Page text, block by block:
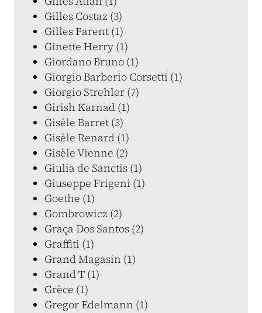
Gilles Costaz (3)
Gilles Parent (1)
Ginette Herry (1)
Giordano Bruno (1)
Giorgio Barberio Corsetti (1)
Giorgio Strehler (7)
Girish Karnad (1)
Gisèle Barret (3)
Gisèle Renard (1)
Gisèle Vienne (2)
Giulia de Sanctis (1)
Giuseppe Frigeni (1)
Goethe (1)
Gombrowicz (2)
Graça Dos Santos (2)
Graffiti (1)
Grand Magasin (1)
Grand T (1)
Grèce (1)
Gregor Edelmann (1)